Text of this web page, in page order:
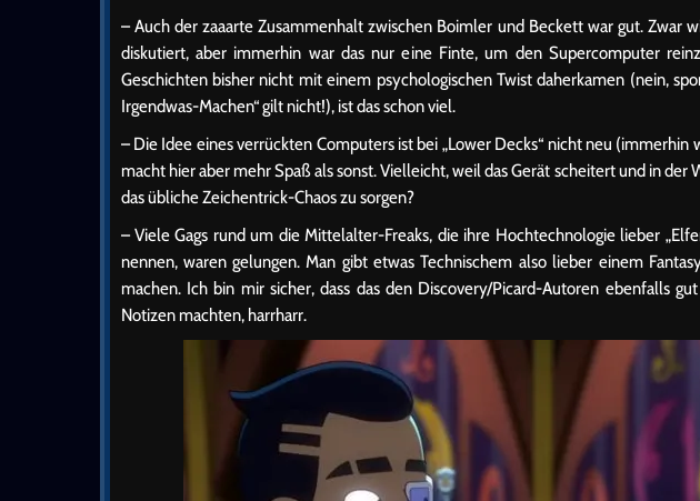
– Auch der zaaarte Zusammenhalt zwischen Boimler und Beckett war gut. Zwar
diskutiert, aber immerhin war das nur eine Finte, um den Supercomputer
Geschichten bisher nicht mit einem psychologischen Twist daherkamen (nein,
Irgendwas-Machen“ gilt nicht!), ist das schon viel.
– Die Idee eines verrückten Computers ist bei „Lower Decks“ nicht neu
macht hier aber mehr Spaß als sonst. Vielleicht, weil das Gerät scheitert und in
das übliche Zeichentrick-Chaos zu sorgen?
– Viele Gags rund um die Mittelalter-Freaks, die ihre Hochtechnologie lieber
nennen, waren gelungen. Man gibt etwas Technischem also lieber einem
machen. Ich bin mir sicher, dass das den Discovery/Picard-Autoren ebenfalls
Notizen machten, harrharr.